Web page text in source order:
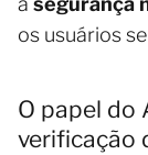
os usuários
O papel do
verificação